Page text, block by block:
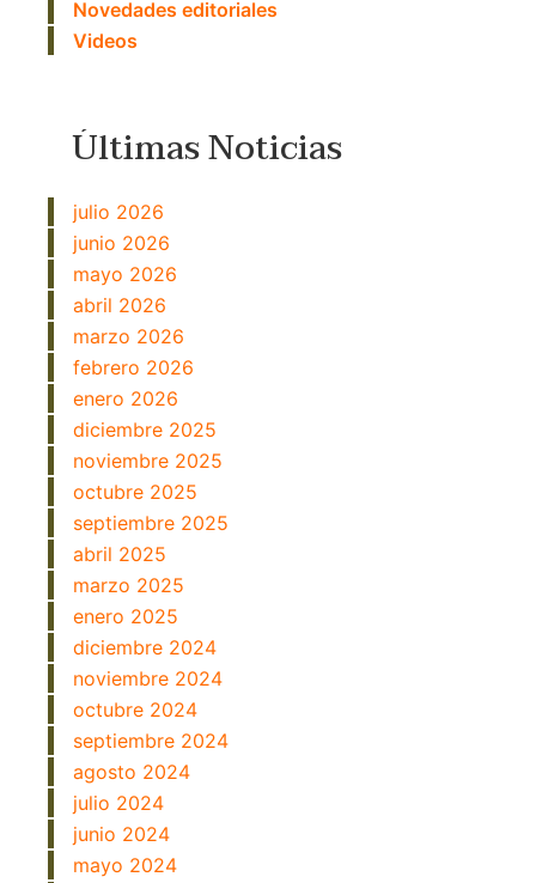
Novedades editoriales
Videos
Últimas Noticias
julio 2026
junio 2026
mayo 2026
abril 2026
marzo 2026
febrero 2026
enero 2026
diciembre 2025
noviembre 2025
octubre 2025
septiembre 2025
abril 2025
marzo 2025
enero 2025
diciembre 2024
noviembre 2024
octubre 2024
septiembre 2024
agosto 2024
julio 2024
junio 2024
mayo 2024